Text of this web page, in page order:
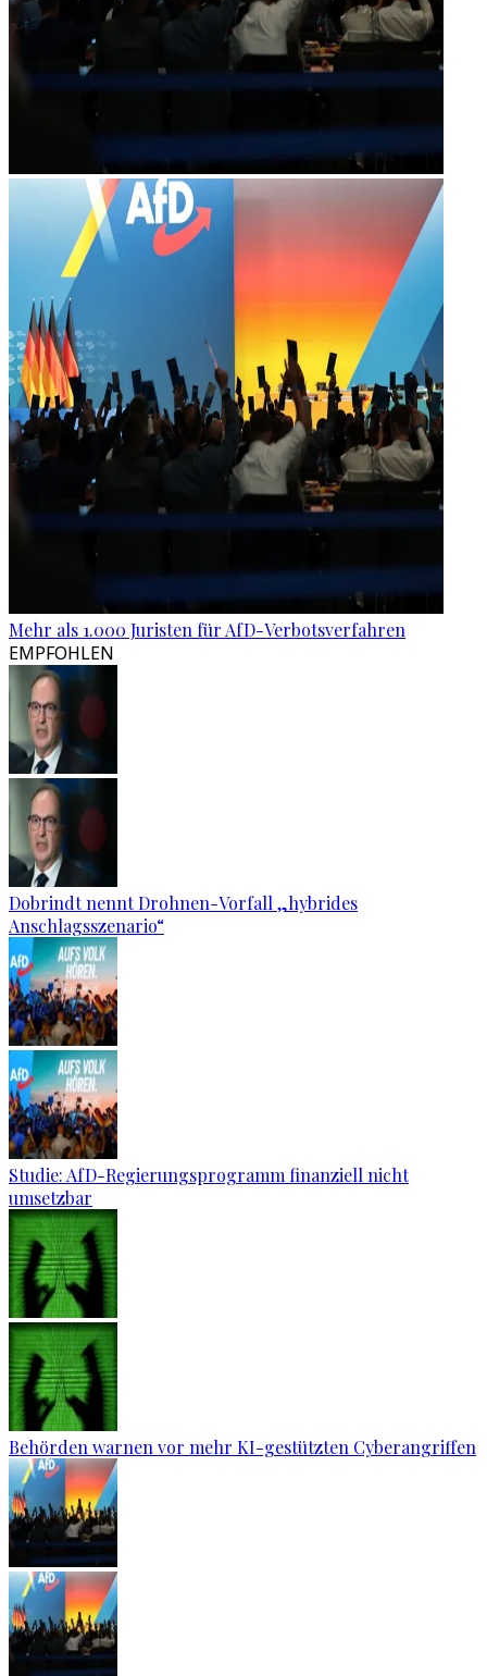
Mehr als 1.000 Juristen für AfD-Verbotsverfahren
EMPFOHLEN
Dobrindt nennt Drohnen-Vorfall „hybrides
Anschlagsszenario“
Studie: AfD-Regierungsprogramm finanziell nicht
umsetzbar
Behörden warnen vor mehr KI-gestützten Cyberangriffen